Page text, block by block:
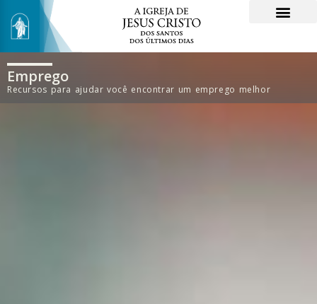
Emprego
Recursos para ajudar você encontrar um emprego melhor